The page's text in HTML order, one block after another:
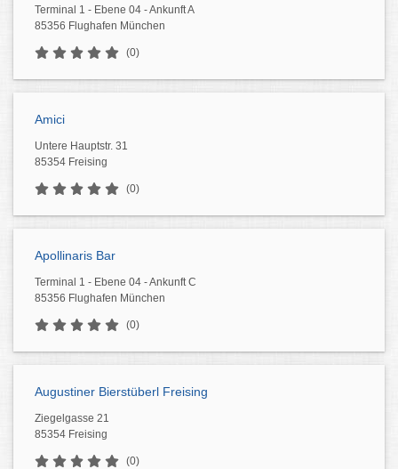
Terminal 1 - Ebene 04 - Ankunft A
85356 Flughafen München
(0)
Amici
Untere Hauptstr. 31
85354 Freising
(0)
Apollinaris Bar
Terminal 1 - Ebene 04 - Ankunft C
85356 Flughafen München
(0)
Augustiner Bierstüberl Freising
Ziegelgasse 21
85354 Freising
(0)